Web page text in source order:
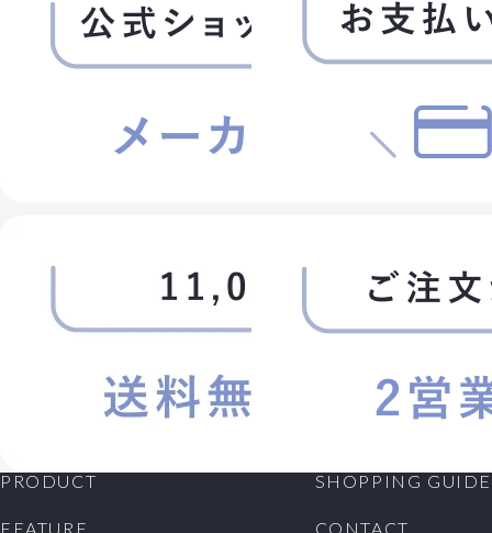
れた取引は、変更登録前の情報に基づいて行われます
のでご注意ください。
きを行ってください。所定の退会手続の終了後に、退会
となります。
他当社が会員として不適当と認める事由があるときは、
当社は、会員資格を取り消すことができることとしま
す。
(1)会員番号、パスワードを不正に使用すること
(2)当ホームページにアクセスして情報を改ざんしたり、
(3)当社が扱う商品の知的所有権を侵害する行為をする
PRODUCT
FEATURE
SHOPPING GUIDE
CONTACT